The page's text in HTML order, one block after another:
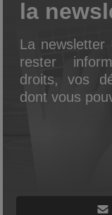
la
La newsletter
rester
droits, vos
dont vous